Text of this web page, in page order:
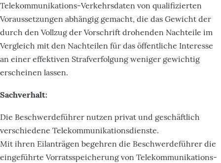
Telekommunikations-Verkehrsdaten von qualifizierten
Voraussetzungen abhängig gemacht, die das Gewicht der
durch den Vollzug der Vorschrift drohenden Nachteile im
Vergleich mit den Nachteilen für das öffentliche Interesse
an einer effektiven Strafverfolgung weniger gewichtig
erscheinen lassen.
Sachverhalt:
Die Beschwerdeführer nutzen privat und geschäftlich
verschiedene Telekommunikationsdienste.
Mit ihren Eilanträgen begehren die Beschwerdeführer die
eingeführte Vorratsspeicherung von Telekommunikations-